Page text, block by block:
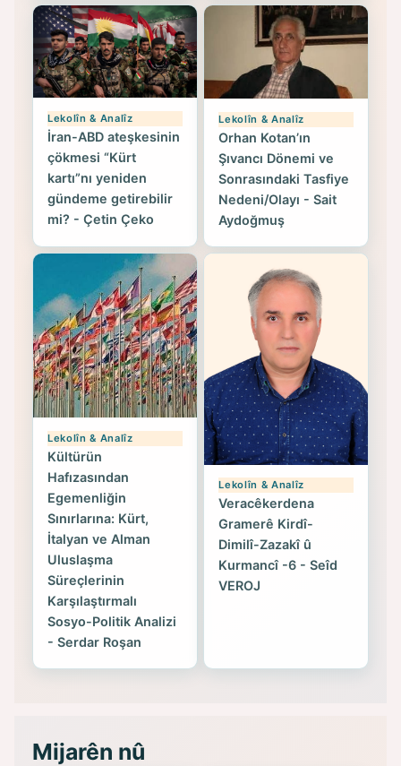
Lekolîn & Analîz
İran-ABD ateşkesinin
çökmesi “Kürt
kartı”nı yeniden
gündeme getirebilir
mi? - Çetin Çeko
Lekolîn & Analîz
Orhan Kotan’ın
Şıvancı Dönemi ve
Sonrasındaki Tasfiye
Nedeni/Olayı - Sait
Aydoğmuş
Lekolîn & Analîz
Kültürün
Hafızasından
Egemenliğin
Sınırlarına: Kürt,
İtalyan ve Alman
Uluslaşma
Süreçlerinin
Karşılaştırmalı
Sosyo-Politik Analizi
- Serdar Roşan
Lekolîn & Analîz
Veracêkerdena
Gramerê Kirdî-
Dimilî-Zazakî û
Kurmancî -6 - Seîd
VEROJ
Mijarên nû